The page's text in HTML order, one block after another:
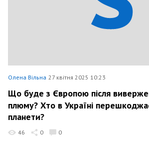
Олена Вільна 27 квітня 2025 10:23
Що буде з Європою після
плюму? Хто в Україні
планети?
46 0 0